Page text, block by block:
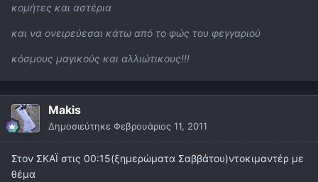
κομήτες και αστέρια
και να ονειρεύεσαι κάτω από το φώς του φεγγαριού
κόσμους μαγικούς και αλλιώτικους!!!
Makis
Δημοσιεύτηκε Φεβρουάριος 11, 2011
Στον ΣΚΑΪ στις 00:15(ξημερώματα Σαββάτου)ντοκιμαντέρ με
θέμα